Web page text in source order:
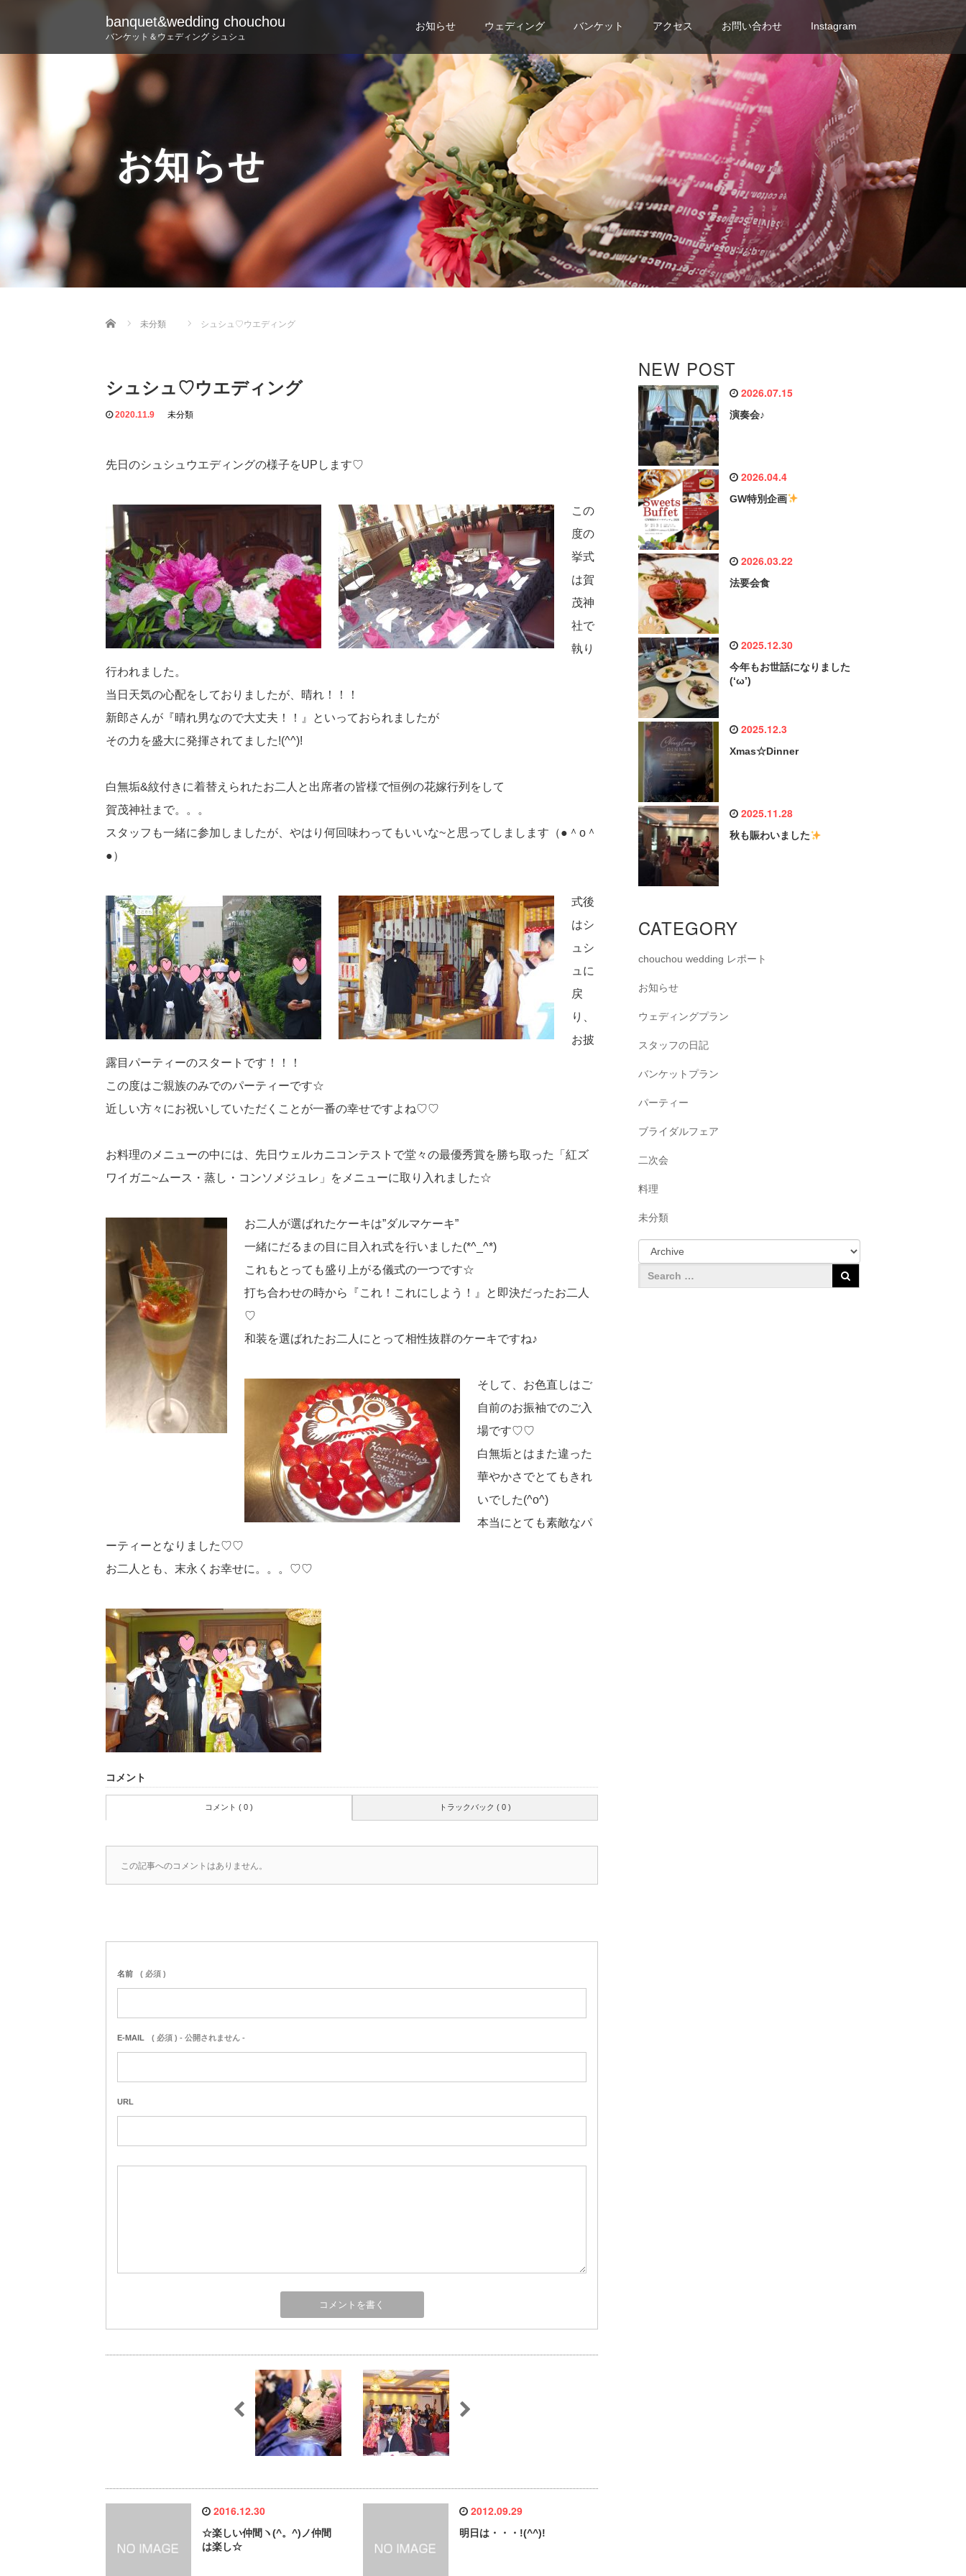
banquet&wedding chouchou
バンケット＆ウェディング シュシュ
お知らせ ウェディング バンケット アクセス お問い合わせ Instagram
お知らせ
Home 未分類 シュシュ♡ウエディング
シュシュ♡ウエディング
2020.11.9 未分類
先日のシュシュウエディングの様子をUPします♡
この
度の
挙式
は賀
茂神
社で
執り
行われました。
当日天気の心配をしておりましたが、晴れ！！！
新郎さんが『晴れ男なので大丈夫！！』といっておられましたが
その力を盛大に発揮されてました!(^^)!
白無垢&紋付きに着替えられたお二人と出席者の皆様で恒例の花嫁行列をして
賀茂神社まで。。。
スタッフも一緒に参加しましたが、やはり何回味わってもいいな~と思ってしまします（●＾o＾
●）
式後
はシ
ュシ
ュに
戻
り、
お披
露目パーティーのスタートです！！！
この度はご親族のみでのパーティーです☆
近しい方々にお祝いしていただくことが一番の幸せですよね♡♡
お料理のメニューの中には、先日ウェルカニコンテストで堂々の最優秀賞を勝ち取った「紅ズ
ワイガニ~ムース・蒸し・コンソメジュレ」をメニューに取り入れました☆
お二人が選ばれたケーキは”ダルマケーキ”
一緒にだるまの目に目入れ式を行いました(*^_^*)
これもとっても盛り上がる儀式の一つです☆
打ち合わせの時から『これ！これにしよう！』と即決だったお二人
♡
和装を選ばれたお二人にとって相性抜群のケーキですね♪
そして、お色直しはご
自前のお振袖でのご入
場です♡♡
白無垢とはまた違った
華やかさでとてもきれ
いでした(^o^)
本当にとても素敵なパ
ーティーとなりました♡♡
お二人とも、末永くお幸せに。。。♡♡
コメント
コメント ( 0 ) トラックバック ( 0 )
この記事へのコメントはありません。
名前 ( 必須 )
E-MAIL ( 必須 ) - 公開されません -
URL
2016.12.30
☆楽しい仲間ヽ(^。^)ノ仲間
は楽し☆
2012.09.29
明日は・・・!(^^)!
NEW POST
2026.07.15
演奏会♪
2026.04.4
GW特別企画
2026.03.22
法要会食
2025.12.30
今年もお世話になりました
(‘ω’)
2025.12.3
Xmas☆Dinner
2025.11.28
秋も賑わいました
CATEGORY
chouchou wedding レポート
お知らせ
ウェディングプラン
スタッフの日記
バンケットプラン
パーティー
ブライダルフェア
二次会
料理
未分類